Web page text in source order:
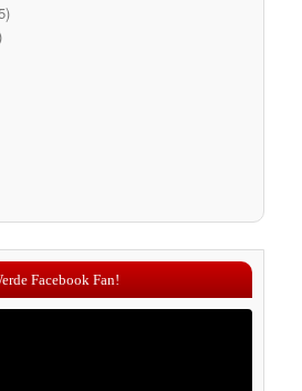
Facebook Fan!